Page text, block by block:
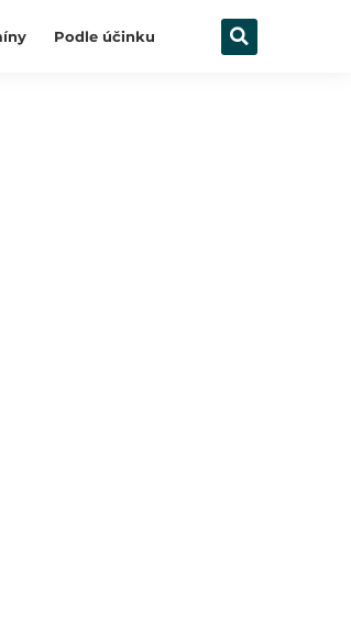
Podle účinku